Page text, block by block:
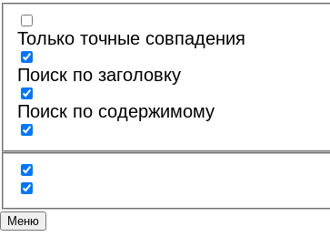
Только точные совпадения
Поиск по заголовку
Поиск по содержимому
Меню